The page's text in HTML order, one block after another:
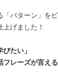
「パターン」を
げました！
びたい」
フレーズが言え